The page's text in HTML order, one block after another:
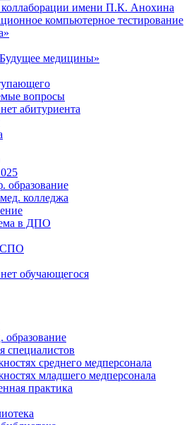
имени П.К. Анохина
компьютерное тестирование
медицины»
вопросы
абитуриента
образование
колледжа
в ДПО
СПО
обучающегося
образование
специалистов
среднего медперсонала
младшего медперсонала
практика